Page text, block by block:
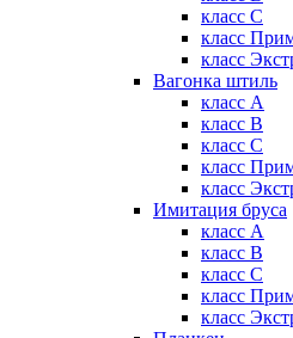
класс C
класс
класс
Вагонка штиль
класс А
класс B
класс C
класс
класс
Имитация бруса
класс А
класс B
класс C
класс
класс